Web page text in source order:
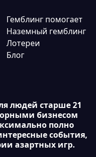
Гемблинг помогает
Наземный гемблинг
Лотереи
Блог
людей старше 21
бизнесом
полно
события,
азартных игр.